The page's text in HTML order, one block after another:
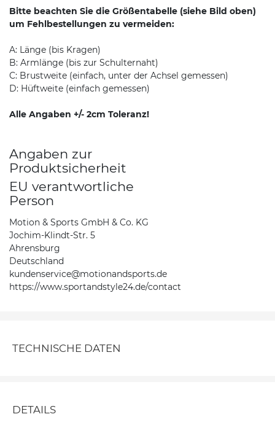
Bitte beachten Sie die Größentabelle (siehe Bild oben)
um Fehlbestellungen zu vermeiden:
A: Länge (bis Kragen)
B: Armlänge (bis zur Schulternaht)
C: Brustweite (einfach, unter der Achsel gemessen)
D: Hüftweite (einfach gemessen)
Alle Angaben +/- 2cm Toleranz!
Angaben zur
Produktsicherheit
EU verantwortliche
Person
Motion & Sports GmbH & Co. KG
Jochim-Klindt-Str. 5
Ahrensburg
Deutschland
kundenservice@motionandsports.de
https://www.sportandstyle24.de/contact
TECHNISCHE DATEN
DETAILS